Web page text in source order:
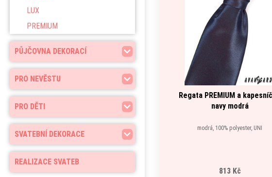
PŮJČOVNA DEKORACÍ
PRO NEVĚSTU
LUX
PREMIUM
PRO DĚTI
SVATEBNÍ DEKORACE
REALIZACE SVATEB
Regata PREMIUM a
navy modrá
modrá, 100% polyester, UNI
813 Kč